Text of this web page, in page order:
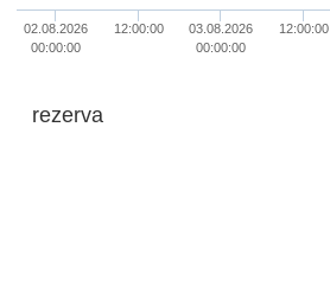
02.08.2026
00:00:00
12:00:00
03.08.2026
00:00:00
12:00:00
rezerva